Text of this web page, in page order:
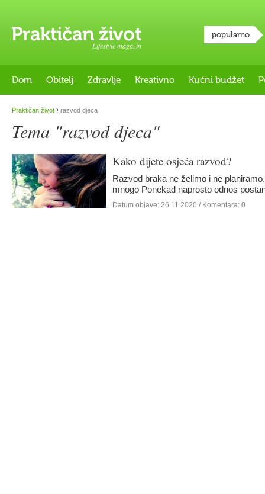
Lifestyle magazin
popularno
Dom Obitelj Zdravlje Kreativno Kućni budžet
Praktičan život › razvod djeca
Tema "razvod djeca"
Kako dijete osjeća razvod?
Razvod braka ne želimo i ne
mnogo Ponekad naprosto odnos
Datum objave: 26.11.2020 / Komentara: 0